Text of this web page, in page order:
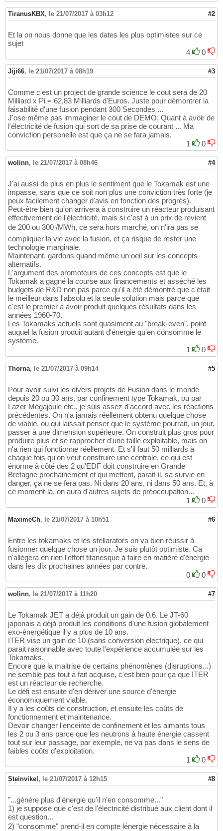
TiranusKBX, le 21/07/2017 à 03h12 #2
Et la on nous donne que les dates les plus optimistes sur ce
sujet
4
0
Jiji66, le 21/07/2017 à 08h19 #3
Comme c'est un project de grande science le cout sera de 20
Milliard x Pi = 62,83 Milliards d'Euros. Juste pour démontrer la
faisabilité d'une fusion pendant 300 Secondes ...
J'ose même pas immaginer le cout de DEMO; Quant à avoir de
l'électricité de fusion qui sort de sa prise de courant ... Ma
conviction personelle est que ça ne se fara jamais.
1
0
wolinn, le 21/07/2017 à 08h46 #4
J'ai aussi de plus en plus le sentiment que le Tokamak est une
impasse, sans que ce soit non plus une conviction très forte (je
peux facilement changer d'avis en fonction des progrès).
Peut-être bien qu'on arrivera à construire un réacteur produisant
effectivement de l'électricité, mais si c'est à un prix de revient
de 200 ou 300 /MWh, ce sera hors marché, on n'ira pas se
compliquer la vie avec la fusion, et ça risque de rester une
technologie marginale.
Maintenant, gardons quand même un oeil sur les concepts
alternatifs.
L'argument des promoteurs de ces concepts est que le
Tokamak a gagné la course aux financements et asséché les
budgets de R&D non pas parce qu'il a été démontré que c'était
le meilleur dans l'absolu et la seule solution mais parce que
c'est le premier a avoir produit quelques résultats dans les
années 1960-70.
Les Tokamaks actuels sont quasiment au "break-even", point
auquel la fusion produit autant d'énergie qu'en consomme le
système.
1
0
Thorna, le 21/07/2017 à 09h14 #5
Pour avoir suivi les divers projets de Fusion dans le monde
depuis 20 ou 30 ans, par confinement type Tokamak, ou par
Lazer Mégajoule etc., je suis assez d'accord avec les réactions
précédentes. On n'a jamais réellement obtenu quelque chose
de viable, ou qui laissait penser que le système pourrait, un jour,
passer à une dimension supérieure. On construit plus gros pour
produire plus et se rapprocher d'une taille exploitable, mais on
n'a rien qui fonctionne réellement. Et s'il faut 50 milliards à
chaque fois qu'on veut construire une centrale, ce qui est
énorme à côté des 2 qu'EDF doit construire en Grande
Bretagne prochainement et qui mettent, parait-il, sa survie en
danger, ça ne se fera pas. Ni dans 20 ans, ni dans 50 ans. Et, à
ce moment-là, on aura d'autres sujets de préoccupation...
1
0
MaximeCh, le 21/07/2017 à 10h51 #6
Entre les tokamaks et les stellarators on va bien réussir à
fusionner quelque chose un jour. Je suis plutôt optimiste. Ca
n'allégera en rien l'effort titanesque à faire en matière d'énergie
dans les dix prochaines années par contre.
0
0
wolinn, le 21/07/2017 à 11h20 #7
Le Tokamak JET a déjà produit un gain de 0.6. Le JT-60
japonais a déjà produit les conditions d'une fusion globalement
exo-énergétique il y a plus de 10 ans.
ITER vise un gain de 10 (sans conversion électrique), ce qui
parait raisonnable avec toute l'expérience accumulée sur les
Tokamaks.
Encore que la maitrise de certains phénomènes (disruptions...)
ne semble pas tout à fait acquise, c'est bien pour ça que ITER
est un réacteur de recherche.
Le défi est ensuite d'en dériver une source d'énergie
économiquement viable.
Il y a les coûts de construction, et ensuite les coûts de
fonctionnement et maintenance.
Devoir changer l'enceinte de confinement et les aimants tous
les 2 ou 3 ans parce que les neutrons à haute énergie cassent
tout sur leur passage, par exemple, ne va pas dans le sens de
faibles coûts d'exploitation.
1
0
Steinvikel , le 21/07/2017 à 12h15 #8
"...génère plus d'énergie qu'il n'en consomme..."
1) je suppose que c'est de l'électricité distribué aux client dont il
est question...
2) "consomme" prend-il en compte lénergie nécessaire à la